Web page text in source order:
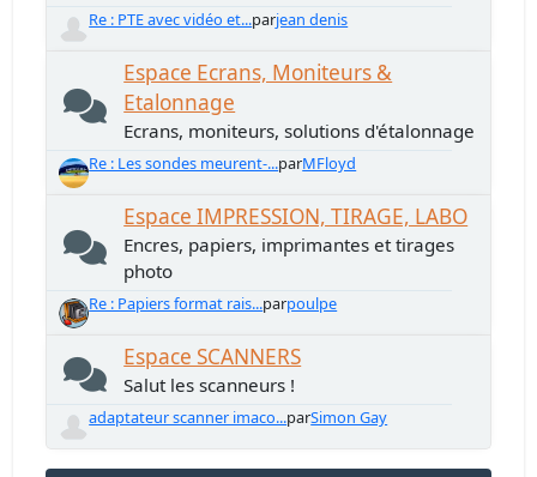
Re : PTE avec vidéo et...parjean denis
Espace Ecrans, Moniteurs &
Etalonnage
Ecrans, moniteurs, solutions d'étalonnage
Re : Les sondes meurent-...parMFloyd
Espace IMPRESSION, TIRAGE, LABO
Encres, papiers, imprimantes et tirages
photo
Re : Papiers format rais...parpoulpe
Espace SCANNERS
Salut les scanneurs !
adaptateur scanner imaco...parSimon Gay